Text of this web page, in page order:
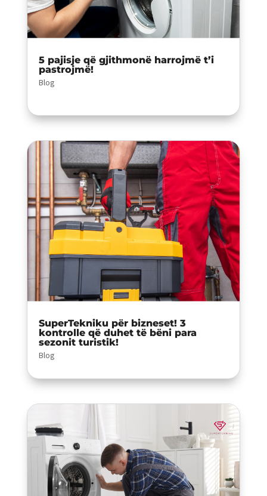
5 pajisje që gjithmonë harrojmë t’i
pastrojmë!
Blog
SuperTekniku për bizneset! 3
kontrolle që duhet të bëni para
sezonit turistik!
Blog